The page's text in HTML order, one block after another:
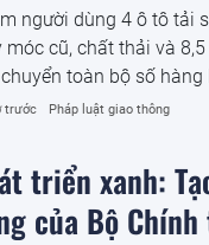
người dùng 4 ô tô tải
móc cũ, chất thải và
toàn bộ số
trước Pháp luật giao thông
triển xanh:
của Bộ